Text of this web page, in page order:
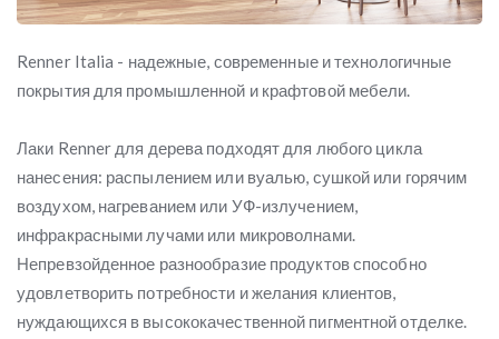
Renner Italia - надежные, современные и технологичные
покрытия для промышленной и крафтовой мебели.
Лаки Renner для дерева подходят для любого цикла
нанесения: распылением или вуалью, сушкой или горячим
воздухом, нагреванием или УФ-излучением,
инфракрасными лучами или микроволнами.
Непревзойденное разнообразие продуктов способно
удовлетворить потребности и желания клиентов,
нуждающихся в высококачественной пигментной отделке.